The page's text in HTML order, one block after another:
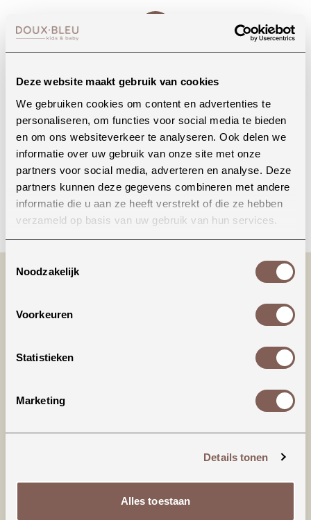
Deze website maakt gebruik van cookies
We gebruiken cookies om content en advertenties te
personaliseren, om functies voor social media te bieden
en om ons websiteverkeer te analyseren. Ook delen we
informatie over uw gebruik van onze site met onze
partners voor social media, adverteren en analyse. Deze
partners kunnen deze gegevens combineren met andere
informatie die u aan ze heeft verstrekt of die ze hebben
verzameld op basis van uw gebruik van hun services.
Noodzakelijk
Voorkeuren
Statistieken
Marketing
Details tonen
Alles toestaan
Onze winkel in Uden
Bekijk openingstijden
Bellen
Productinformatie
nieuw binnen